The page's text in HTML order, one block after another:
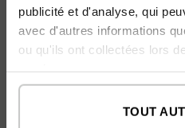
publicité et d'analyse, qui
avec d'autres informations
ou qu'ils ont collectées lors
TOUT
inHAUS